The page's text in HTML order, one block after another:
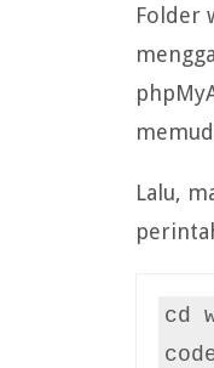
Folder
Lalu,
cd